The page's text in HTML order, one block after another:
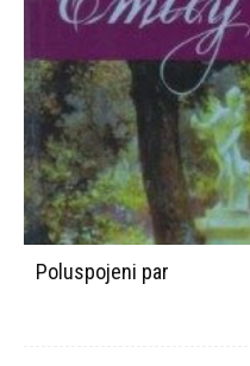
Poluspojeni par